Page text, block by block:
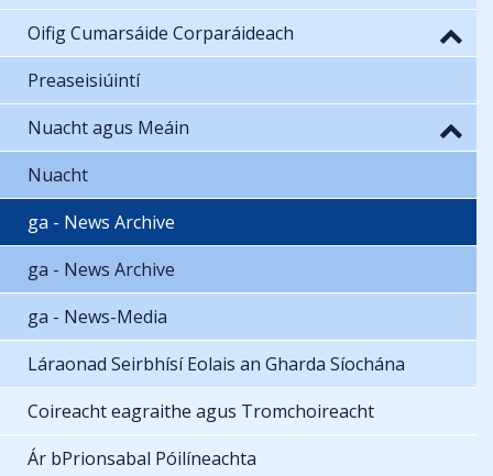
Oifig Cumarsáide Corparáideach
Preaseisiúintí
Nuacht agus Meáin
Nuacht
ga - News Archive
ga - News Archive
ga - News-Media
Láraonad Seirbhísí Eolais an Gharda Síochána
Coireacht eagraithe agus Tromchoireacht
Ár bPrionsabal Póilíneachta